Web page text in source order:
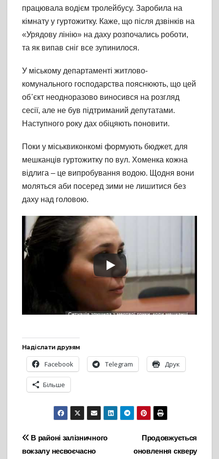
працювала водієм тролейбусу. Заробила на
кімнату у гуртожитку. Каже, що після дзвінків на
«Урядову лінію» на даху розпочались роботи,
та як випав сніг все зупинилося.
У міському департаменті житлово-
комунального господарства пояснюють, що цей
об᾽єкт неодноразово виносився на розгляд
сесії, але не був підтриманий депутатами.
Наступного року дах обіцяють поновити.
Поки у міськвиконкомі формують бюджет, для
мешканців гуртожитку по вул. Хоменка кожна
відлига – це випробування водою. Щодня вони
моляться аби посеред зими не лишитися без
даху над головою.
Надіслати друзям
Facebook Telegram Друк
Більше
Навігація
Продовжується
оновлення скверу
В районі залізничного
вокзалу несвоєчасно